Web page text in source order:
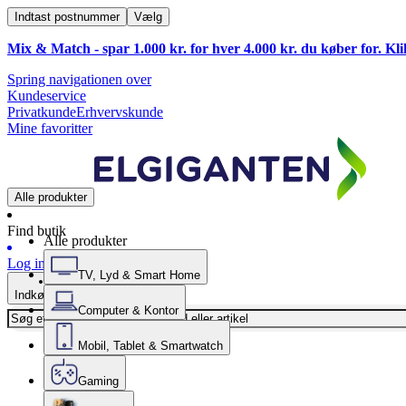
Indtast postnummer Vælg
Mix & Match - spar 1.000 kr. for hver 4.000 kr. du køber for.
Spring navigationen over
Kundeservice
PrivatkundeErhvervskunde
Mine favoritter
Alle produkter
Find butik
Log ind
Indkøbskurv
Alle produkter
TV, Lyd & Smart Home
Computer & Kontor
Mobil, Tablet & Smartwatch
Gaming